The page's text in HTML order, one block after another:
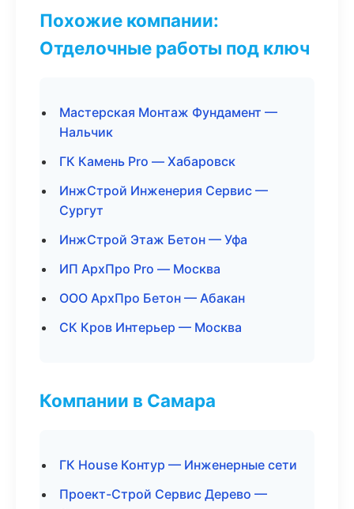
Похожие компании:
Отделочные работы под ключ
Мастерская Монтаж Фундамент —
Нальчик
ГК Камень Pro — Хабаровск
ИнжСтрой Инженерия Сервис —
Сургут
ИнжСтрой Этаж Бетон — Уфа
ИП АрхПро Pro — Москва
ООО АрхПро Бетон — Абакан
СК Кров Интерьер — Москва
Компании в Самара
ГК House Контур — Инженерные сети
Проект-Строй Сервис Дерево —